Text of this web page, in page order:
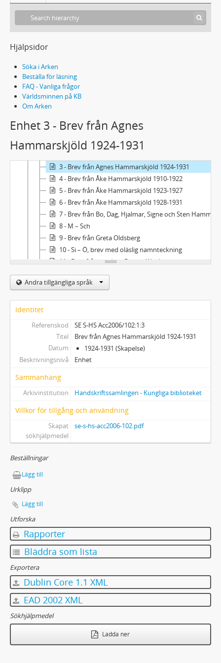
Hjälpsidor
Söka i Arken
Beställa för läsning
FAQ - Vanliga frågor
Världsminnen på KB
Om Arken
Enhet 3 - Brev från Agnes
Hammarskjöld 1924-1931
Acc2006/102 - Britte och Åke Hammarskjölds brevsamling
1 - Brev till Britte Hammarskjöld
1 - A-L
2 - Brev från Agnes Hammarskjöld 1920-1923
3 - Brev från Agnes Hammarskjöld 1924-1931
4 - Brev från Åke Hammarskjöld 1910-1922
5 - Brev från Åke Hammarskjöld 1923-1927
6 - Brev från Åke Hammarskjöld 1928-1931
7 - Brev från Bo, Dag, Hjalmar, Signe och Sten Hammarskjöld samt sönerna Knut och Peder Hammarskjöld
8 - M – Sch
9 - Brev från Greta Oldsberg
10 - Si – Ö, brev med oläslig namnteckning
11 - Brev från modern Bertha Wahlgren
12 - Brev från fadern C O Wahlgren
13 - Brev från Brittes mormor, bror Christer Wahlgren, syster Ebba Wahlgren, svägerska Nane Wahlgren
4 - Biographica
5 - Tryck
Andra tillgängliga språk
Identitet
Referenskod
SE S-HS Acc2006/102:1:3
Titel
Brev från Agnes Hammarskjöld 1924-1931
Datum
1924-1931 (Skapelse)
Beskrivningsnivå
Enhet
Sammanhang
Arkivinstitution Handskriftssamlingen - Kungliga biblioteket
Villkor för tillgång och användning
Skapat
sökhjälpmedel
se-s-hs-acc2006-102.pdf
Beställningar
Lägg till
Urklipp
Lägg till
Utforska
Rapporter
Bläddra som lista
Exportera
Dublin Core 1.1 XML
EAD 2002 XML
Sökhjälpmedel
Ladda ner